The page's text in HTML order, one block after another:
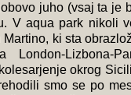
juho (vsaj ta je
V aqua park nikoli
ki sta
London-Lizbona-
okrog
smo se po